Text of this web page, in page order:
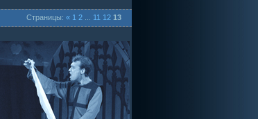
Страницы: « 1 2 11 12 13